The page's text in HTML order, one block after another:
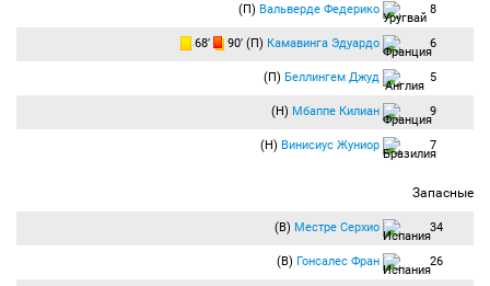
(П) Вальверде Федерико 8
68′ 90′ (П) Камавинга Эдуардо 6
(П) Беллингем Джуд 5
(Н) Мбаппе Килиан 9
(Н) Винисиус Жуниор 7
Запасные
(В) Местре Серхио 34
(В) Гонсалес Фран 26